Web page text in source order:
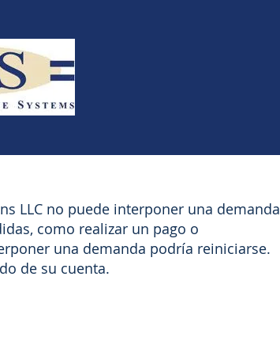
LLC no puede interponer una demanda
como realizar un pago o
una demanda podría reiniciarse.
de su cuenta.